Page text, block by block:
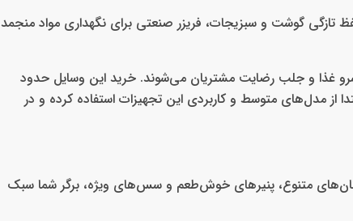
تازگی گوشت و سبزیجات، فریزر صنعتی برای نگهداری مواد منجمد
غذا و جلب رضایت مشتریان می‌شوند. خرید این وسایل حدود
از مدل‌های متوسط و کاربردی این تجهیزات استفاده کرده و در
نان‌های متنوع، پنیرهای خوش‌طعم و سس‌های ویژه، برگر شما سبک